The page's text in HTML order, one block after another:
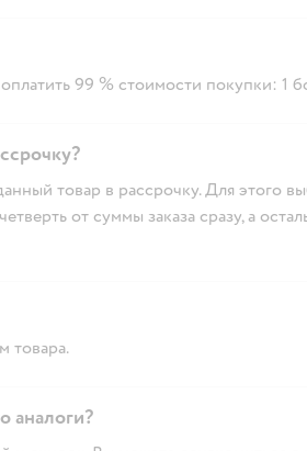
99 % стоимости покупки: 1
товар в рассрочку. Для этого
от суммы заказа сразу, а
товара.
аналоги?